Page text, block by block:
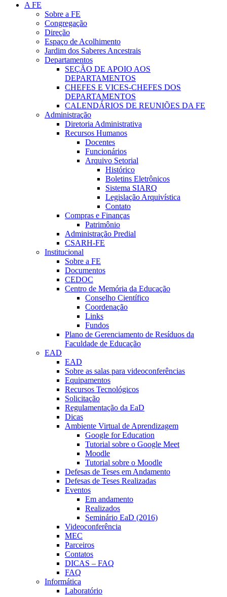
A FE
Sobre a FE
Congregação
Direção
Espaço de Acolhimento
Jardim dos Saberes Ancestrais
Departamentos
SEÇÃO DE APOIO AOS
DEPARTAMENTOS
CHEFES E VICES-CHEFES DOS
DEPARTAMENTOS
CALENDÁRIOS DE REUNIÕES DA FE
Administração
Diretoria Administrativa
Recursos Humanos
Docentes
Funcionários
Arquivo Setorial
Histórico
Boletins Eletrônicos
Sistema SIARQ
Legislação Arquivística
Contato
Compras e Finanças
Patrimônio
Administração Predial
CSARH-FE
Institucional
Sobre a FE
Documentos
CEDOC
Centro de Memória da Educação
Conselho Científico
Coordenação
Links
Fundos
Plano de Gerenciamento de Resíduos da
Faculdade de Educação
EAD
EAD
Sobre as salas para videoconferências
Equipamentos
Recursos Tecnológicos
Solicitação
Regulamentação da EaD
Dicas
Ambiente Virtual de Aprendizagem
Google for Education
Tutorial sobre o Google Meet
Moodle
Tutorial sobre o Moodle
Defesas de Teses em Andamento
Defesas de Teses Realizadas
Eventos
Em andamento
Realizados
Seminário EaD (2016)
Videoconferência
MEC
Parceiros
Contatos
DICAS – FAQ
FAQ
Informática
Laboratório